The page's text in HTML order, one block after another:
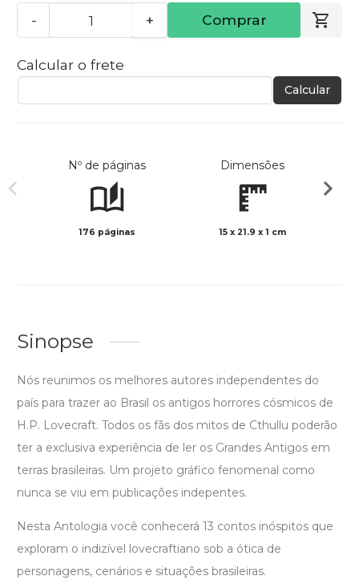
- + Comprar
Calcular o frete
Calcular
Nº de páginas
176 páginas
Dimensões
15 x 21.9 x 1 cm
Sinopse
Nós reunimos os melhores autores independentes do
país para trazer ao Brasil os antigos horrores cósmicos de
H.P. Lovecraft. Todos os fãs dos mitos de Cthullu poderão
ter a exclusiva experiência de ler os Grandes Antigos em
terras brasileiras. Um projeto gráfico fenomenal como
nunca se viu em publicações indepentes.
Nesta Antologia você conhecerá 13 contos inóspitos que
exploram o indizível lovecraftiano sob a ótica de
personagens, cenários e situações brasileiras.